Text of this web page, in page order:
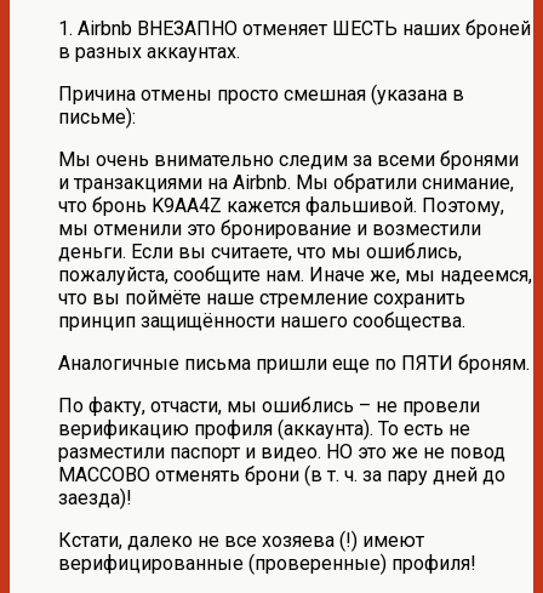
1. Airbnb ВНЕЗАПНО отменяет ШЕСТЬ наших броней
в разных аккаунтах.
Причина отмены просто смешная (указана в
письме):
Мы очень внимательно следим за всеми бронями
и транзакциями на Airbnb. Мы обратили снимание,
что бронь K9AA4Z кажется фальшивой. Поэтому,
мы отменили это бронирование и возместили
деньги. Если вы считаете, что мы ошиблись,
пожалуйста, сообщите нам. Иначе же, мы надеемся,
что вы поймёте наше стремление сохранить
принцип защищённости нашего сообщества.
Аналогичные письма пришли еще по ПЯТИ броням.
По факту, отчасти, мы ошиблись – не провели
верификацию профиля (аккаунта). То есть не
разместили паспорт и видео. НО это же не повод
МАССОВО отменять брони (в т. ч. за пару дней до
заезда)!
Кстати, далеко не все хозяева (!) имеют
верифицированные (проверенные) профиля!